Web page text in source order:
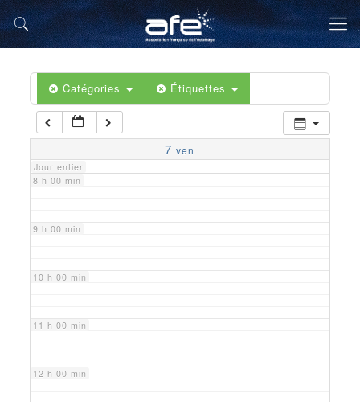
Catégories Étiquettes
7 ven
Jour entier
5 h 00 min
6 h 00 min
7 h 00 min
8 h 00 min
9 h 00 min
10 h 00 min
11 h 00 min
12 h 00 min